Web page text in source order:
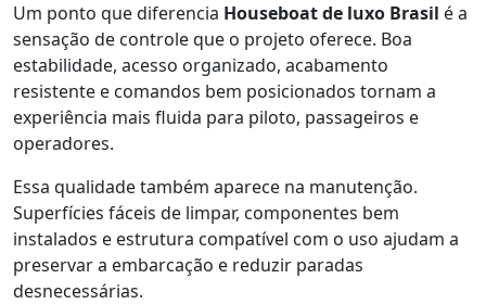
Um ponto que diferencia Houseboat de luxo Brasil é a
sensação de controle que o projeto oferece. Boa
estabilidade, acesso organizado, acabamento
resistente e comandos bem posicionados tornam a
experiência mais fluida para piloto, passageiros e
operadores.
Essa qualidade também aparece na manutenção.
Superfícies fáceis de limpar, componentes bem
instalados e estrutura compatível com o uso ajudam a
preservar a embarcação e reduzir paradas
desnecessárias.